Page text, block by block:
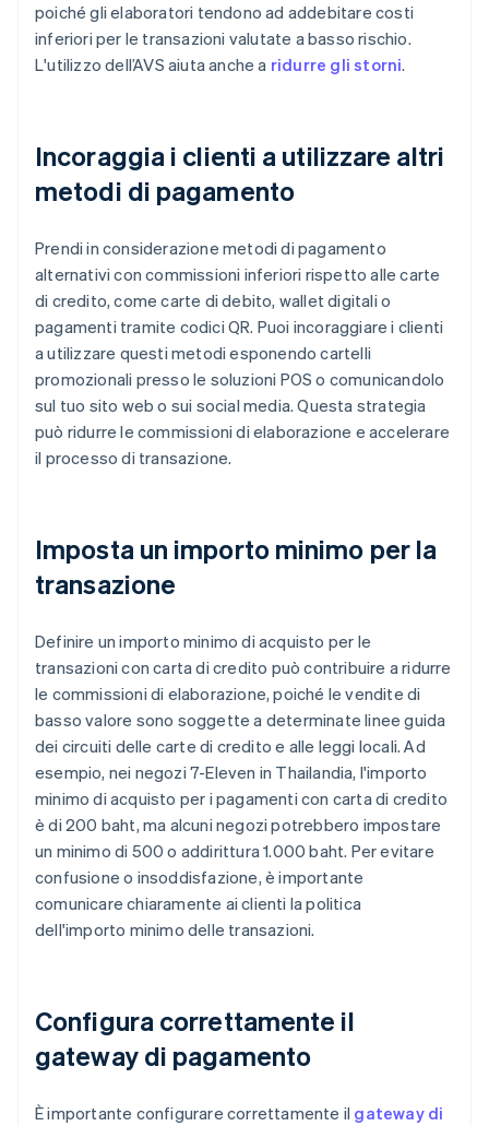
poiché gli elaboratori tendono ad addebitare costi
inferiori per le transazioni valutate a basso rischio.
L'utilizzo dell’AVS aiuta anche a ridurre gli storni.
Incoraggia i clienti a utilizzare altri
metodi di pagamento
Prendi in considerazione metodi di pagamento
alternativi con commissioni inferiori rispetto alle carte
di credito, come carte di debito, wallet digitali o
pagamenti tramite codici QR. Puoi incoraggiare i clienti
a utilizzare questi metodi esponendo cartelli
promozionali presso le soluzioni POS o comunicandolo
sul tuo sito web o sui social media. Questa strategia
può ridurre le commissioni di elaborazione e accelerare
il processo di transazione.
Imposta un importo minimo per la
transazione
Definire un importo minimo di acquisto per le
transazioni con carta di credito può contribuire a ridurre
le commissioni di elaborazione, poiché le vendite di
basso valore sono soggette a determinate linee guida
dei circuiti delle carte di credito e alle leggi locali. Ad
esempio, nei negozi 7-Eleven in Thailandia, l'importo
minimo di acquisto per i pagamenti con carta di credito
è di 200 baht, ma alcuni negozi potrebbero impostare
un minimo di 500 o addirittura 1.000 baht. Per evitare
confusione o insoddisfazione, è importante
comunicare chiaramente ai clienti la politica
dell'importo minimo delle transazioni.
Configura correttamente il
gateway di pagamento
È importante configurare correttamente il gateway di